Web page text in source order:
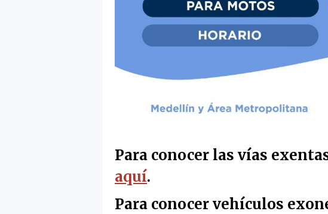
Para conocer las vías
aquí.
Para conocer vehículos